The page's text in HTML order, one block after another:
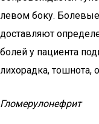
левом боку.
доставляют
болей у пациента
лихорадка, тошнота,
Гломерулонефрит